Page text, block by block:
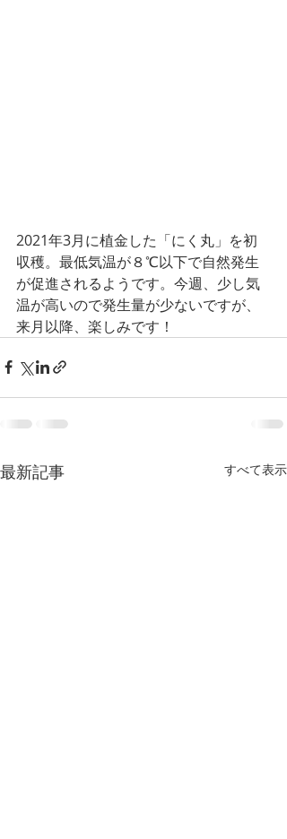
2021年3月に植金した「にく丸」を初
収穫。最低気温が８℃以下で自然発生
が促進されるようです。今週、少し気
温が高いので発生量が少ないですが、
来月以降、楽しみです！
最新記事 すべて表示